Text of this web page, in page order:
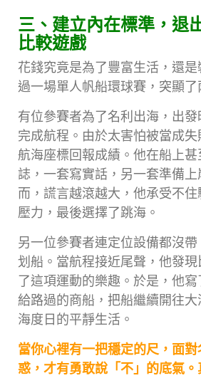
三、建立內在標準，退
比較遊戲
花錢究竟是為了豐富生活，還
過一場單人帆船環球賽，突顯了
有位參賽者為了名利出海，出
完成航程。由於太害怕被當成
航海座標回報成績。他在船上
誌，一套寫實話，另一套準備
而，謊言越滾越大，他承受不
壓力，最後選擇了跳海。
另一位參賽者連定位設備都沒
划船。當航程接近尾聲，他發
了這項運動的樂趣。於是，他
給路過的商船，把船繼續開往
海度日的平靜生活。
當你心裡有一把穩定的尺，面
惑，才有勇敢說「不」的底氣